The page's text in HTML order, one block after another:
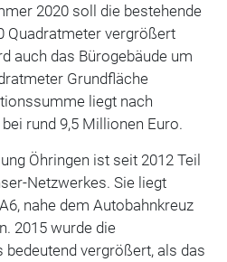
2020 soll die bestehende
Quadratmeter vergrößert
auch das Bürogebäude um
Grundfläche
liegt nach
rund 9,5 Millionen Euro.
Öhringen ist seit 2012 Teil
Netzwerkes. Sie liegt
nahe dem Autobahnkreuz
2015 wurde die
vergrößert, als das